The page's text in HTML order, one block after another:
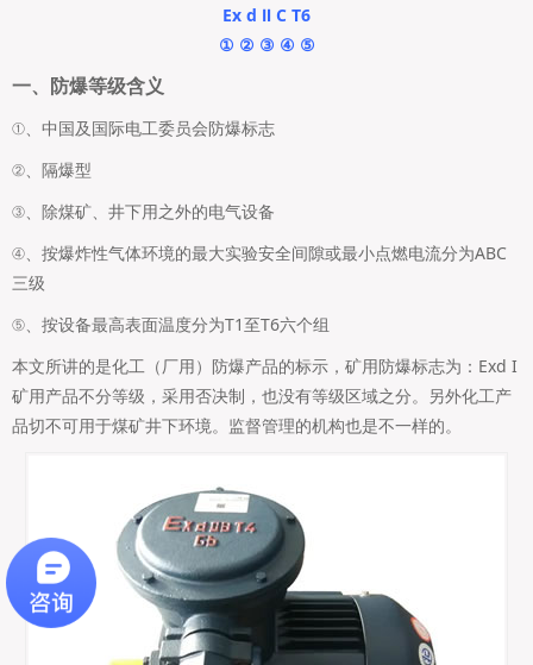
Ex d Ⅱ C T6
① ② ③ ④ ⑤
一、防爆等级含义
①、中国及国际电工委员会防爆标志
②、隔爆型
③、除煤矿、井下用之外的电气设备
④、按爆炸性气体环境的最大实验安全间隙或最小点燃电流分为ABC
三级
⑤、按设备最高表面温度分为T1至T6六个组
本文所讲的是化工（厂用）防爆产品的标示，矿用防爆标志为：Exd I
矿用产品不分等级，采用否决制，也没有等级区域之分。另外化工产
品切不可用于煤矿井下环境。监督管理的机构也是不一样的。